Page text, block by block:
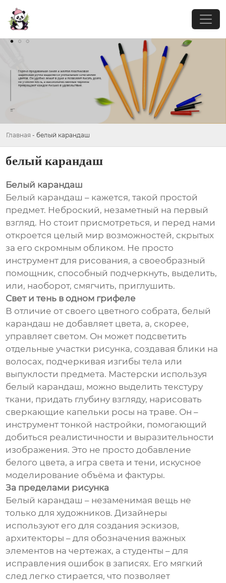
Главная - белый карандаш
белый карандаш
Белый карандаш
Белый карандаш – кажется, такой простой
предмет. Неброский, незаметный на первый
взгляд. Но стоит присмотреться, и перед нами
откроется целый мир возможностей, скрытых
за его скромным обликом. Не просто
инструмент для рисования, а своеобразный
помощник, способный подчеркнуть, выделить,
или, наоборот, смягчить, приглушить.
Свет и тень в одном грифеле
В отличие от своего цветного собрата, белый
карандаш не добавляет цвета, а, скорее,
управляет светом. Он может подсветить
отдельные участки рисунка, создавая блики на
волосах, подчеркивая изгибы тела или
выпуклости предмета. Мастерски используя
белый карандаш, можно выделить текстуру
ткани, придать глубину взгляду, нарисовать
сверкающие капельки росы на траве. Он –
инструмент тонкой настройки, помогающий
добиться реалистичности и выразительности
изображения. Это не просто добавление
белого цвета, а игра света и тени, искусное
моделирование объёма и фактуры.
За пределами рисунка
Белый карандаш – незаменимая вещь не
только для художников. Дизайнеры
используют его для создания эскизов,
архитекторы – для обозначения важных
элементов на чертежах, а студенты – для
исправления ошибок в записях. Его мягкий
след легко стирается, что позволяет